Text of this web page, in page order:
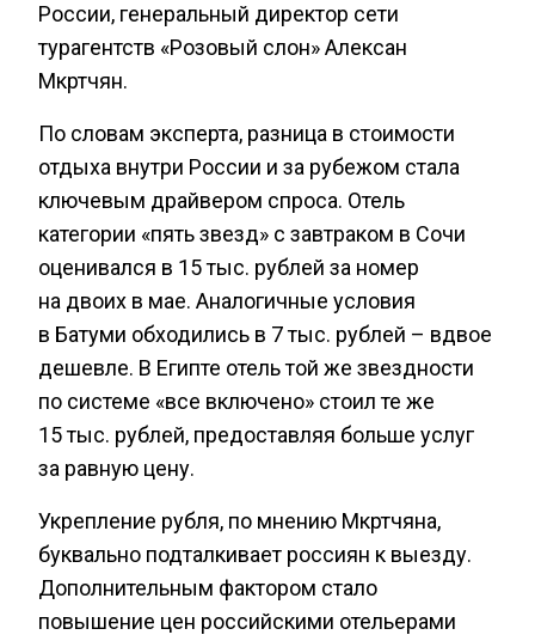
России, генеральный директор сети
турагентств «Розовый слон» Алексан
Мкртчян.
По словам эксперта, разница в стоимости
отдыха внутри России и за рубежом стала
ключевым драйвером спроса. Отель
категории «пять звезд» с завтраком в Сочи
оценивался в 15 тыс. рублей за номер
на двоих в мае. Аналогичные условия
в Батуми обходились в 7 тыс. рублей – вдвое
дешевле. В Египте отель той же звездности
по системе «все включено» стоил те же
15 тыс. рублей, предоставляя больше услуг
за равную цену.
Укрепление рубля, по мнению Мкртчяна,
буквально подталкивает россиян к выезду.
Дополнительным фактором стало
повышение цен российскими отельерами